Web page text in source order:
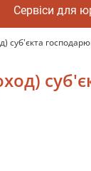
Сервіси для
суб'єкта